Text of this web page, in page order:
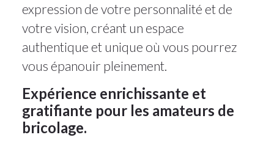
expression de votre personnalité et de
votre vision, créant un espace
authentique et unique où vous pourrez
vous épanouir pleinement.
Expérience enrichissante et
gratifiante pour les amateurs de
bricolage.